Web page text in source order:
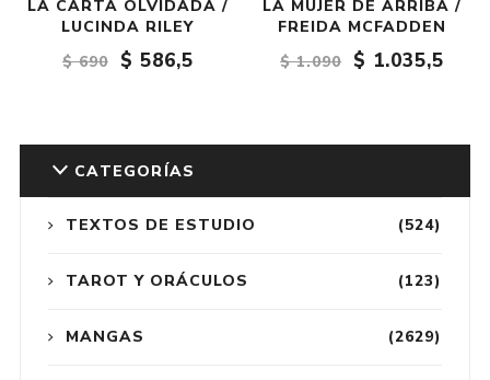
LA CARTA OLVIDADA /
LUCINDA RILEY
$ 690
$ 586,5
LA MUJER DE ARRIBA /
FREIDA MCFADDEN
$ 1.090
$ 1.035,5
CATEGORÍAS
(524)
TEXTOS DE ESTUDIO
(123)
TAROT Y ORÁCULOS
(2629)
MANGAS